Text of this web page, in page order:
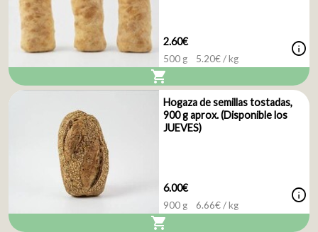
2.60€
500 g 5.20€ / kg info
shopping_cart
Hogaza de semillas tostadas,
900 g aprox. (Disponible los
JUEVES)
6.00€
900 g 6.66€ / kg info
shopping_cart